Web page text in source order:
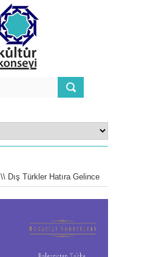
\\ Dış Türkler Hatıra Gelince